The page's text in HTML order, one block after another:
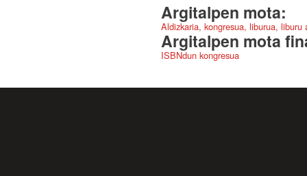
Argitalpen mota:
Aldizkaria, kongresua, liburua,
Argitalpen mota
ISBNdun kongresua